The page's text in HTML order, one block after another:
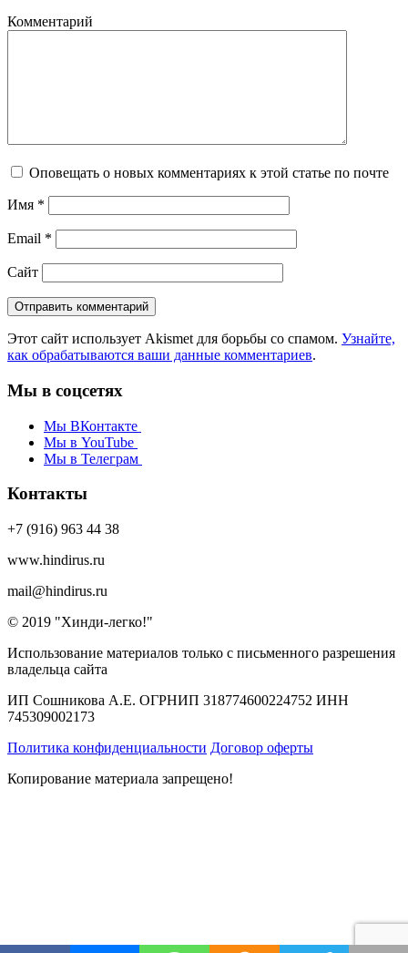
Комментарий
Оповещать о новых комментариях к этой статье по почте
Имя *
Email *
Сайт
Этот сайт использует Akismet для борьбы со спамом. Узнайте,
как обрабатываются ваши данные комментариев.
Мы в соцсетях
Мы ВКонтакте
Мы в YouTube
Мы в Телеграм
Контакты
+7 (916) 963 44 38
www.hindirus.ru
mail@hindirus.ru
© 2019 "Хинди-легко!"
Использование материалов только с письменного разрешения
владельца сайта
ИП Сошникова А.Е. ОГРНИП 318774600224752 ИНН
745309002173
Политика конфиденциальности Договор оферты
Копирование материала запрещено!